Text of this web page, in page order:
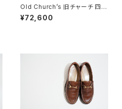
Old Church’s 旧チャーチ 四都
市 Grafton グラフトン 70F
¥72,600